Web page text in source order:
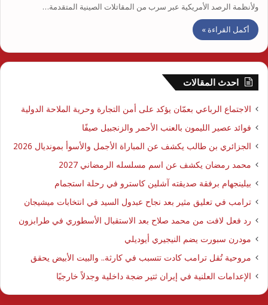
ولأنظمة الرصد الأمريكية عبر سرب من المقاتلات الصينية المتقدمة…
أكمل القراءة »
احدث المقالات
الاجتماع الرباعي بعمّان يؤكد على أمن التجارة وحرية الملاحة الدولية
فوائد عصير الليمون بالعنب الأحمر والزنجبيل صيفًا
الجزائري بن طالب يكشف عن المباراة الأجمل والأسوأ بمونديال 2026
محمد رمضان يكشف عن اسم مسلسله الرمضاني 2027
بيلينجهام برفقة صديقته آشلين كاسترو في رحلة استجمام
ترامب في تعليق مثير بعد نجاح عبدول السيد في انتخابات ميشيجان
رد فعل لافت من محمد صلاح بعد الاستقبال الأسطوري في طرابزون
مودرن سبورت يضم النيجيري أيوديلي
مروحية تُقل ترامب كادت تتسبب في كارثة.. والبيت الأبيض يحقق
الإعدامات العلنية في إيران ثتير ضجة داخلية وجدلاً خارجيًا